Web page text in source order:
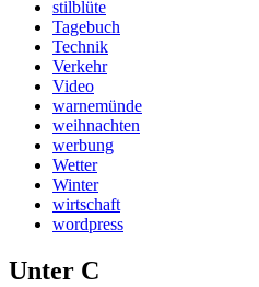
stilblüte
Tagebuch
Technik
Verkehr
Video
warnemünde
weihnachten
werbung
Wetter
Winter
wirtschaft
wordpress
Unter C